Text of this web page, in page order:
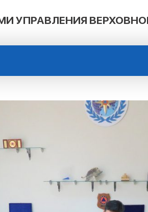
УПРАВЛЕНИЯ